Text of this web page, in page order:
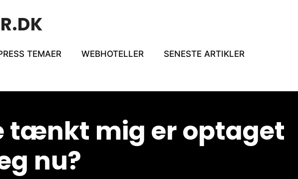
TEMAER WEBHOTELLER SENESTE ARTIKLER
tænkt mig er optaget
nu?